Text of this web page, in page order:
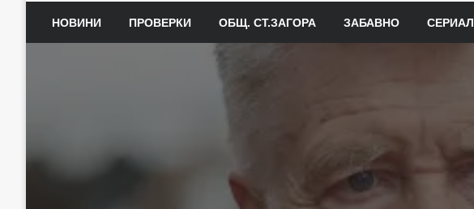
НОВИНИ ПРОВЕРКИ ОБЩ. СТ.ЗАГОРА ЗАБАВНО СЕРИАЛ